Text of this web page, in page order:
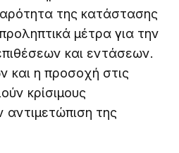
της κατάστασης
μέτρα για την
και εντάσεων.
η προσοχή στις
κρίσιμους
αντιμετώπιση της